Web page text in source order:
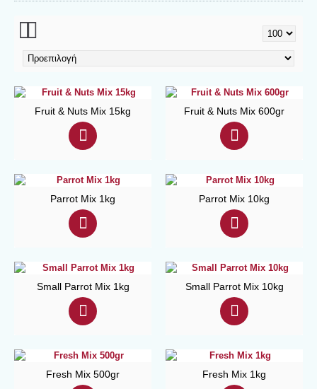
Fruit & Nuts Mix 15kg Fruit & Nuts Mix 600gr
Parrot Mix 1kg Parrot Mix 10kg
Small Parrot Mix 1kg Small Parrot Mix 10kg
Fresh Mix 500gr Fresh Mix 1kg